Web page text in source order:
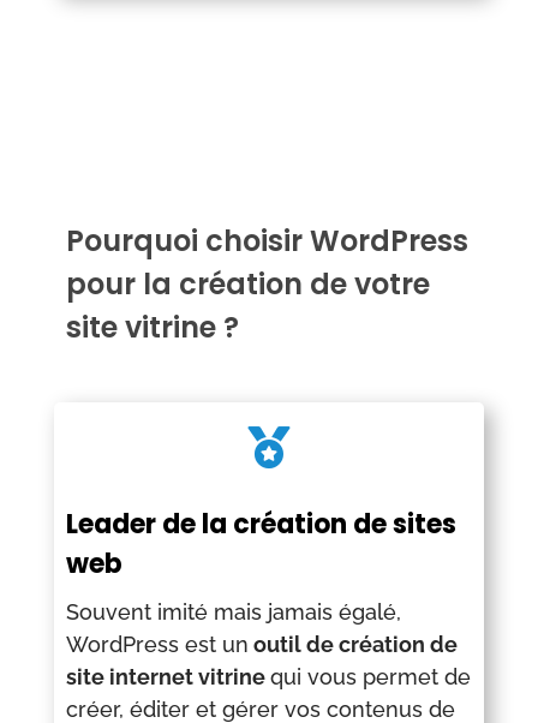
Pourquoi choisir WordPress
pour la création de votre
site vitrine ?

Leader de la création de sites
web
Souvent imité mais jamais égalé,
WordPress est un outil de création de
site internet vitrinequi vous permet de
créer, éditer et gérer vos contenus de